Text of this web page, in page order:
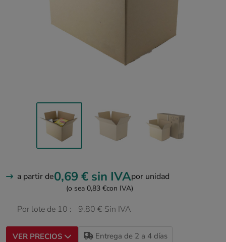
a partir de0,69 € sin IVApor unidad
(o sea 0,83 €con IVA)
Por lote de 10 : 9,80 € Sin IVA
VER PRECIOS Entrega de 2 a 4 días